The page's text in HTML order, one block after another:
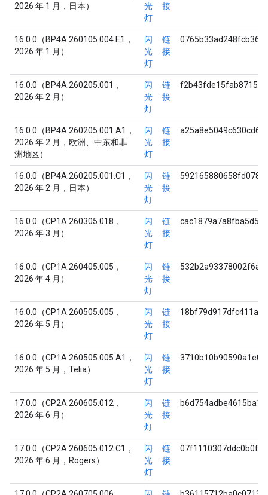
2026 年 1 月，日本）
光
灯
接
16.0.0（BP4A.260105.004.E1，
2026 年 1 月）
闪
光
灯
链
接
16.0.0（BP4A.260205.001，
2026 年 2 月）
闪
光
灯
链
接
16.0.0（BP4A.260205.001.A1，
2026 年 2 月，欧洲、中东和非
洲地区）
闪
光
灯
链
接
16.0.0（BP4A.260205.001.C1，
2026 年 2 月，日本）
闪
光
灯
链
接
16.0.0（CP1A.260305.018，
2026 年 3 月）
闪
光
灯
链
接
16.0.0（CP1A.260405.005，
2026 年 4 月）
闪
光
灯
链
接
16.0.0（CP1A.260505.005，
2026 年 5 月）
闪
光
灯
链
接
16.0.0（CP1A.260505.005.A1，
2026 年 5 月，Telia）
闪
光
灯
链
接
17.0.0（CP2A.260605.012，
2026 年 6 月）
闪
光
灯
链
接
17.0.0（CP2A.260605.012.C1，
2026 年 6 月，Rogers）
闪
光
灯
链
接